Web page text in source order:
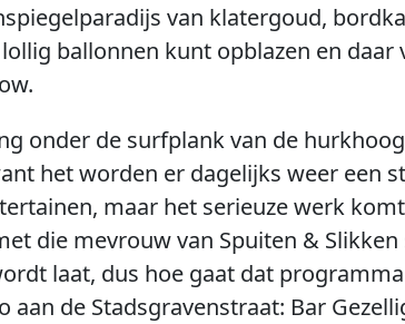
van klatergoud,
ballonnen kunt opblazen en
onder de surfplank van de
het worden er dagelijks weer een
maar het serieuze werk
die mevrouw van Spuiten &
laat, dus hoe gaat dat
aan de Stadsgravenstraat: Bar